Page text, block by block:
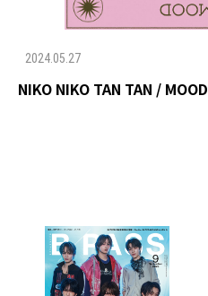
2024.05.27
NIKO NIKO TAN TAN / MOOD